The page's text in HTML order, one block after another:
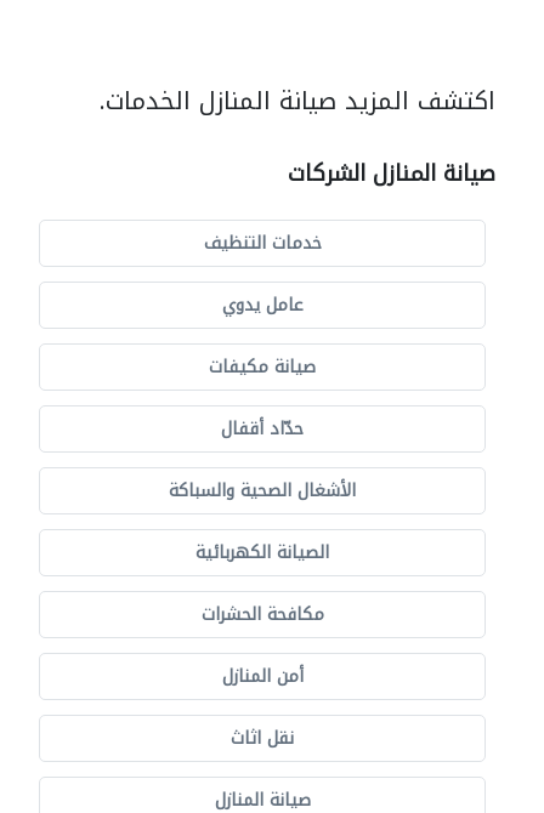
اكتشف المزيد صيانة المنازل الخدمات.
صيانة المنازل الشركات
خدمات التنظيف
عامل يدوي
صيانة مكيفات
حدّاد أقفال
الأشغال الصحية والسباكة
الصيانة الكهربائية
مكافحة الحشرات
أمن المنازل
نقل اثاث
صيانة المنازل